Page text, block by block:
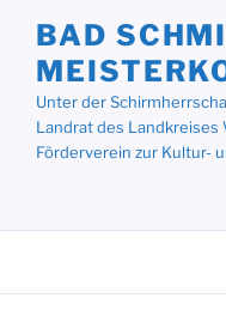
Inhalt
springen
BAD
Unter der
Landrat des
Förderverein zur Kultur-